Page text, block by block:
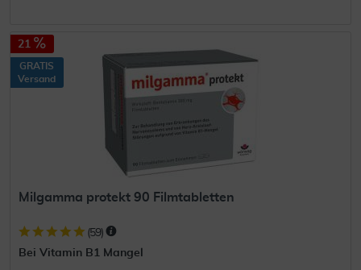
21
GRATIS
Versand
Milgamma protekt 90 Filmtabletten
(59)
Bei Vitamin B1 Mangel